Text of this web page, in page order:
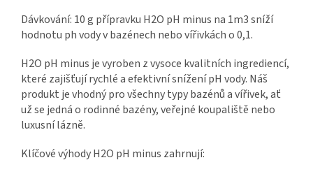
Dávkování: 10 g přípravku H2O pH minus na 1m3 sníží
hodnotu ph vody v bazénech nebo vířivkách o 0,1.
H2O pH minus je vyroben z vysoce kvalitních ingrediencí,
které zajišťují rychlé a efektivní snížení pH vody. Náš
produkt je vhodný pro všechny typy bazénů a vířivek, ať
už se jedná o rodinné bazény, veřejné koupaliště nebo
luxusní lázně.
Klíčové výhody H2O pH minus zahrnují: